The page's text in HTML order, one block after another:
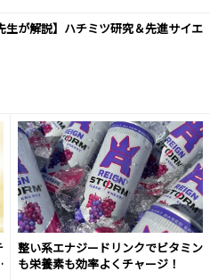
生が解説】ハチミツ研究＆先進サイエ
整い系エナジードリンクでビタミン
も栄養素も効率よくチャージ！